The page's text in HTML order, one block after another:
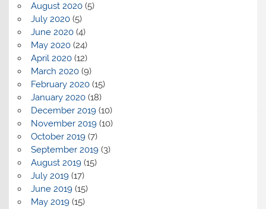
August 2020(5)
July 2020(5)
June 2020(4)
May 2020(24)
April 2020(12)
March 2020(9)
February 2020(15)
January 2020(18)
December 2019(10)
November 2019(10)
October 2019(7)
September 2019(3)
August 2019(15)
July 2019(17)
June 2019(15)
May 2019(15)